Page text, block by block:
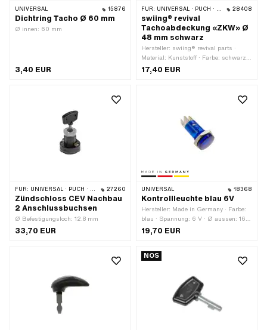
UNIVERSAL 15876
Dichtring Tacho Ø 60 mm
Ø innen: 60 mm
3,40 EUR
FÜR: UNIVERSAL · PUCH · SACHS 28408
swiing® revival
Tachoabdeckung «ZKW» Ø
48 mm schwarz
Hersteller: swiing® revival parts ·
Material: Kunststoff · Farbe: schwarz ·
Ø Befestigungsloch: 48 mm
17,40 EUR
FÜR: UNIVERSAL · PUCH · SACHS · PONY / CILO (BETA 521 & 512) · ZÜNDAPP BELMONDO · HERCULES 27260
Zündschloss CEV Nachbau
2 Anschlussbuchsen
Ø Befestigungsloch: 12.8 mm
33,70 EUR
UNIVERSAL 18368
Kontrollleuchte blau 6V
Hersteller: Made in Germany · Farbe:
blau · Spannung: 6 V · Ø aussen: 16
mm · Gesamtlänge: 35 mm ·
19,70 EUR
NOS